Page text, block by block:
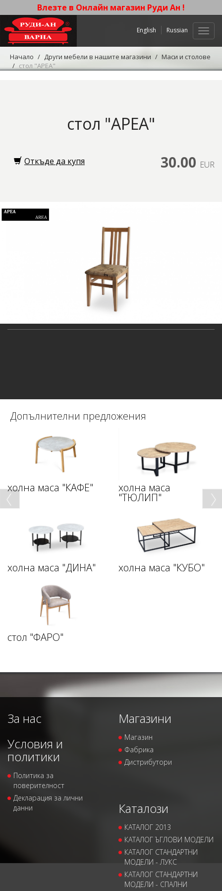
Влезте в Онлайн магазин Руди Ан !
English Russian
Начало Други мебели в нашите магазини
Маси и столове
стол "АРЕА"
стол "АРЕА"
30.00 EUR
Откъде да купя
Допълнителни предложения
холна маса "КАФЕ" холна маса
"ТЮЛИП"
холна маса "ДИНА" холна маса "КУБО"
стол "ФАРО"
За нас
Условия и
политики
Политика за
поверителност
Декларация за лични
данни
Магазини
Магазин
Фабрика
Дистрибутори
Каталози
КАТАЛОГ 2013
КАТАЛОГ ЪГЛОВИ МОДЕЛИ
КАТАЛОГ СТАНДАРТНИ
МОДЕЛИ - ЛУКС
КАТАЛОГ СТАНДАРТНИ
МОДЕЛИ - СПАЛНИ